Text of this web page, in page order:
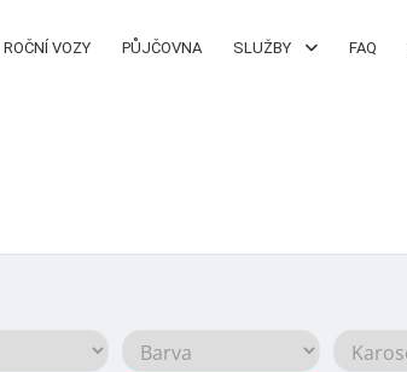
ROČNÍ VOZY PŮJČOVNA SLUŽBY FAQ